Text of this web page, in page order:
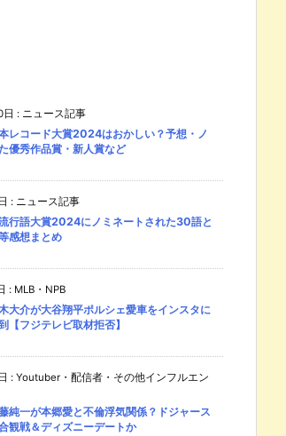
日 : ニュース記事
本レコード大賞2024はおかしい？予想・ノ
優秀作品賞・新人賞など
: ニュース記事
流行語大賞2024にノミネートされた30語と
感想まとめ
: MLB・NPB
大介が大谷翔平ポルシェ愛車をインスタに
【フジテレビ取材拒否】
: Youtuber・配信者・その他インフルエン
純一が本郷愛と不倫浮気関係？ドジャース
観戦＆ディズニーデートか